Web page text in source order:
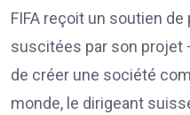
FIFA reçoit un soutien
suscitées par son projet
de créer une société
monde, le dirigeant